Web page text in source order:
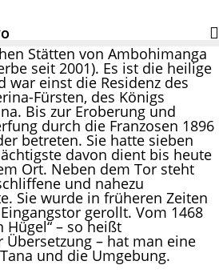
Stätten von Ambohimanga
seit 2001). Es ist die heilige
war einst die Residenz des
Fürsten, des Königs
Bis zur Eroberung und
durch die Franzosen 1896
betreten. Sie hatte sieben
davon dient bis heute
Ort. Neben dem Tor steht
und nahezu
Sie wurde in früheren Zeiten
gerollt. Vom 1468
Hügel“ – so heißt
– hat man eine
und die Umgebung.